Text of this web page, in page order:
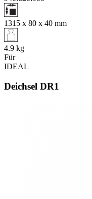
1315 x 80 x 40 mm
4.9 kg
Für
IDEAL
Deichsel DR1